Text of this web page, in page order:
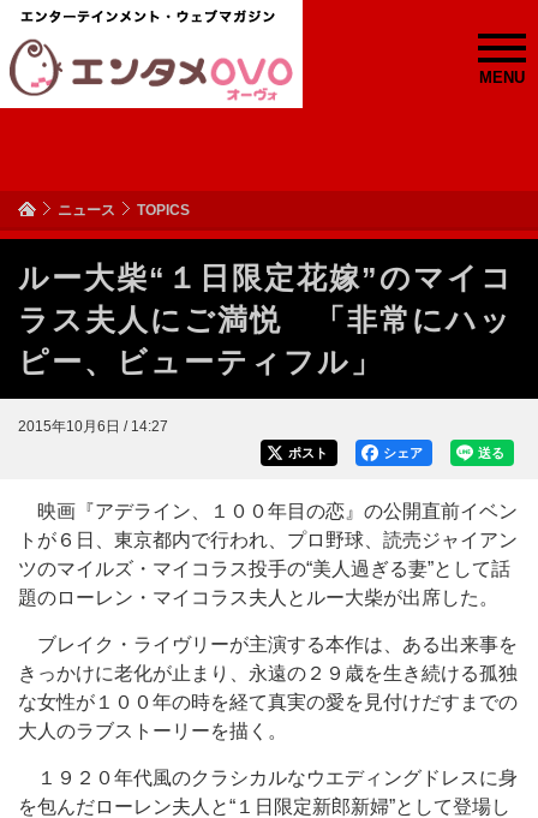
MENU
ニュース TOPICS
ルー大柴“１日限定花嫁”のマイコ
ラス夫人にご満悦 「非常にハッ
ピー、ビューティフル」
2015年10月6日 / 14:27
送る
シェア
ポスト
映画『アデライン、１００年目の恋』の公開直前イベン
トが６日、東京都内で行われ、プロ野球、読売ジャイアン
ツのマイルズ・マイコラス投手の“美人過ぎる妻”として話
題のローレン・マイコラス夫人とルー大柴が出席した。
ブレイク・ライヴリーが主演する本作は、ある出来事を
きっかけに老化が止まり、永遠の２９歳を生き続ける孤独
な女性が１００年の時を経て真実の愛を見付けだすまでの
大人のラブストーリーを描く。
１９２０年代風のクラシカルなウエディングドレスに身
を包んだローレン夫人と“１日限定新郎新婦”として登場し